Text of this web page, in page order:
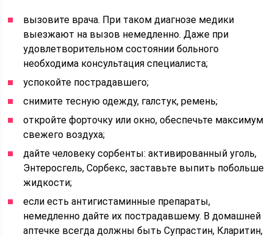
вызовите врача. При таком диагнозе медики
выезжают на вызов немедленно. Даже при
удовлетворительном состоянии больного
необходима консультация специалиста;
успокойте пострадавшего;
снимите тесную одежду, галстук, ремень;
откройте форточку или окно, обеспечьте максимум
свежего воздуха;
дайте человеку сорбенты: активированный уголь,
Энтеросгель, Сорбекс, заставьте выпить побольше
жидкости;
если есть антигистаминные препараты,
немедленно дайте их пострадавшему. В домашней
аптечке всегда должны быть Супрастин, Кларитин,